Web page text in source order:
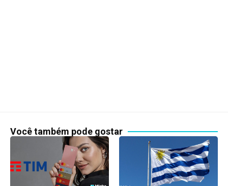
Você também pode gostar